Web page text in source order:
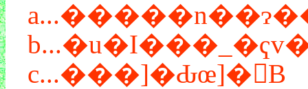
c...���]�Ԃœ]�񂾁B